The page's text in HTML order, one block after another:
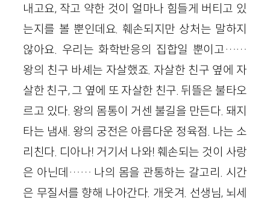
내고요, 작고 약한 것이 얼마나 힘들게 버티고 있
는지를 볼 뿐인데요. 훼손되지만 상처는 말하지
않아요. 우리는 화학반응의 집합일 뿐이고……
왕의 친구 바셰는 자살했죠. 자살한 친구 옆에 자
살한 친구, 그 옆에 또 자살한 친구. 뒤뜰은 불타오
르고 있다. 왕의 몸통이 거센 불길을 만든다. 돼지
타는 냄새. 왕의 궁전은 아름다운 정육점. 나는 소
리친다. 디아나! 거기서 나와! 훼손되는 것이 사랑
은 아닌데…… 나의 몸을 관통하는 갈고리. 시간
은 무질서를 향해 나아간다. 개웃겨. 선생님, 뇌세